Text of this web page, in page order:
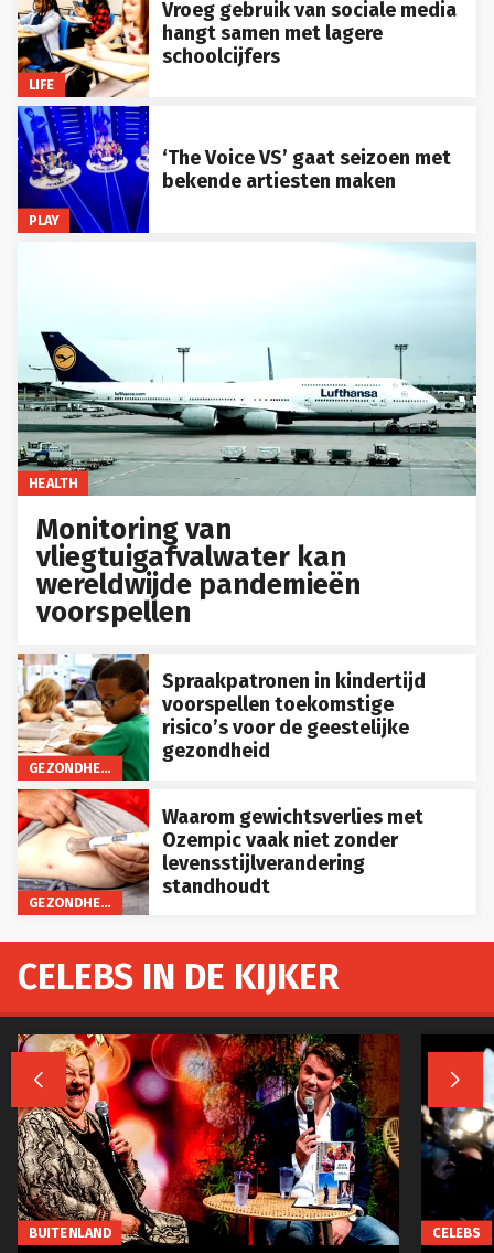
LIFE
Vroeg gebruik van sociale media
hangt samen met lagere
schoolcijfers
PLAY
‘The Voice VS’ gaat seizoen met
bekende artiesten maken
HEALTH
Monitoring van
vliegtuigafvalwater kan
wereldwijde pandemieën
voorspellen
GEZONDHEID
Spraakpatronen in kindertijd
voorspellen toekomstige
risico’s voor de geestelijke
gezondheid
GEZONDHEID
Waarom gewichtsverlies met
Ozempic vaak niet zonder
levensstijlverandering
standhoudt
CELEBS IN DE KIJKER
 
BUITENLAND CELEBS